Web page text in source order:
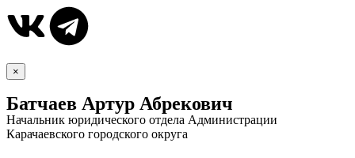
×
Батчаев Артур Абрекович
Начальник юридического отдела Администрации
Карачаевского городского округа